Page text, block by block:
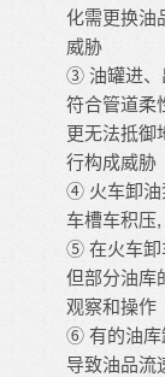
化需更换油
威胁
③ 油罐进、
符合管道柔
更无法抵御
行构成威胁
④ 火车卸油
车槽车积压
⑤ 在火车卸
但部分油库
观察和操作
⑥ 有的油库
导致油品流